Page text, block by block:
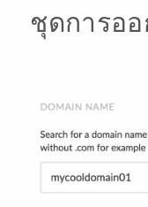
ชุดการอ